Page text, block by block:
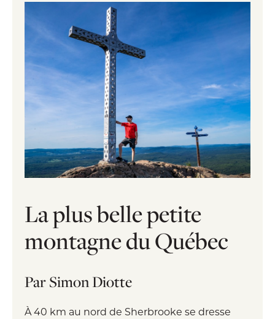
La plus belle petite
montagne du Québec
Par Simon Diotte
À 40 km au nord de Sherbrooke se dresse